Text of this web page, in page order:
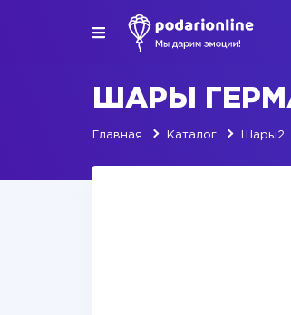
ШАРЫ
Главная Каталог Шары2